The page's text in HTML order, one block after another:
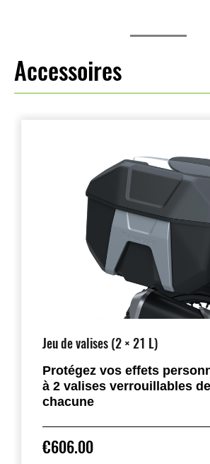
Accessoires
Jeu de valises (2 × 21 L)
Protégez vos effets
à 2 valises verrouillables
chacune
€606.00